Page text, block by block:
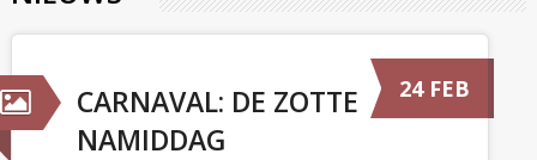
CARNAVAL: DE ZOTTE
NAMIDDAG
24 FEB